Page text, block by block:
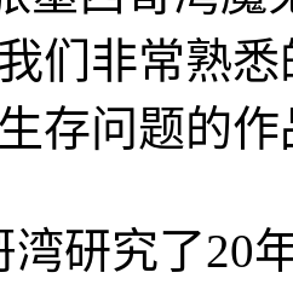
们非常熟
存问题的
湾研究了20